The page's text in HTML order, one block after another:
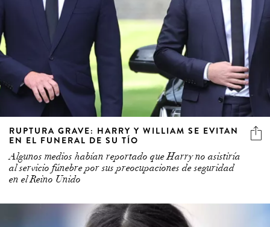
RUPTURA GRAVE: HARRY Y WILLIAM SE EVITAN
EN EL FUNERAL DE SU TÍO
Algunos medios habían reportado que Harry no asistiría
al servicio fúnebre por sus preocupaciones de seguridad
en el Reino Unido